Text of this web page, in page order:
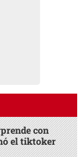
con
el tiktoker